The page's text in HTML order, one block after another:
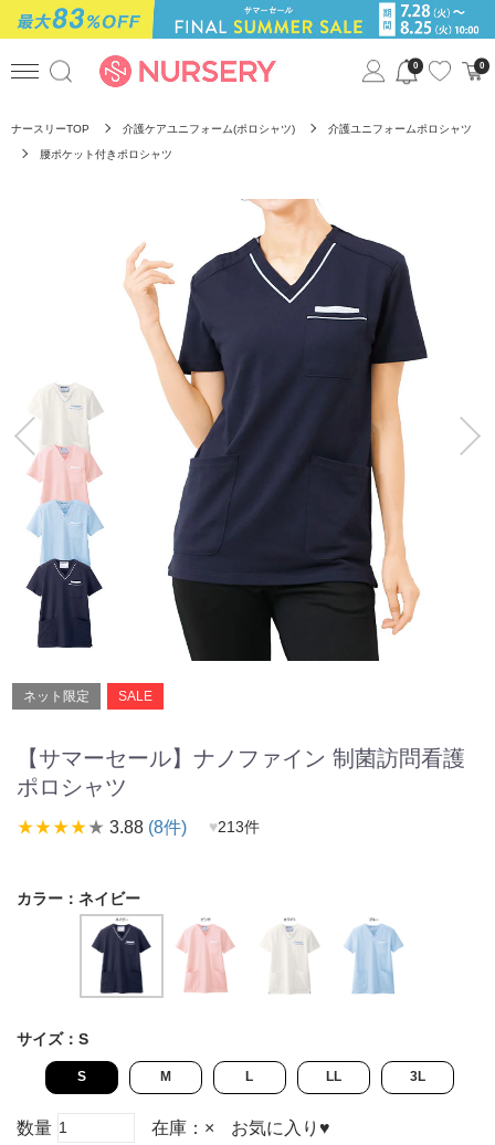
0 0
ナースリーTOP 介護ケアユニフォーム(ポロシャツ) 介護ユニフォームポロシャツ
腰ポケット付きポロシャツ
ネット限定 SALE
【サマーセール】ナノファイン 制菌訪問看護
ポロシャツ
star_ratestar_ratestar_ratestar_ratestar_rate 3.88 (8件) ♥213件
カラー： ネイビー
サイズ： S
S M L LL 3L
数量 在庫： × お気に入り ♥